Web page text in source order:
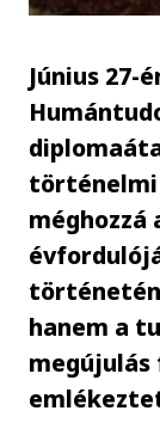
Június 27-
méghozzá
hanem a
megújulás